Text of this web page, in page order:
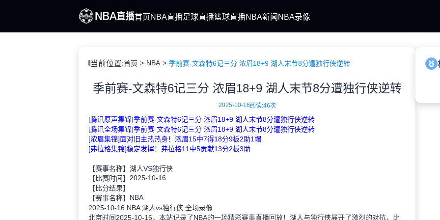
首页NBA直播足球直播篮球直播NBA新闻 NBA录像
当前位置:首页 NBA 季前赛-文森特6记三分 浓眉18+9 湖人末节8分遭独行侠逆转
季前赛-文森特6记三分 浓眉18+9 湖人末节8分遭独行侠逆转
2025-10-16阅读:46次
[腾讯原声集锦]季前赛-文森特6记三分 浓眉18+9 湖人末节8分遭独行侠逆转
[腾讯全场集锦]季前赛-文森特6记三分 浓眉18+9 湖人末节8分遭独行侠逆转
[浓眉集锦]面对旧主热热身！浓眉15中7得18分9板2助1帽
[弗拉格集锦]稳定发挥！弗拉格11中5贡献13分2板3助
【赛事名称】 湖人VS独行侠
【比赛时间】 2025-10-16
【比分结果】
【赛事名称】 NBA
2025-10-16 NBA 湖人vs独行侠 全场录像
北京时间2025-10-16，本站记录了NBA的一场精彩赛事直播回放！湖人与独行侠展开了激烈的对抗，比